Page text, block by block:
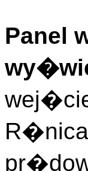
Panel